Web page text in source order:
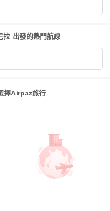
出發的熱門航線
擇Airpaz旅行